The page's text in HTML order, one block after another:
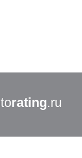
rating.ru